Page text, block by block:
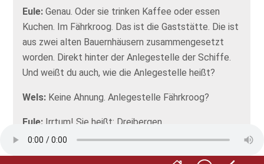
Eule:Genau. Oder sie trinken Kaffee oder essen
Kuchen. Im Fährkroog. Das ist die Gaststätte. Die ist
aus zwei alten Bauernhäusern zusammengesetzt
worden. Direkt hinter der Anlegestelle der Schiffe.
Und weißt du auch, wie die Anlegestelle heißt?
Wels: Keine Ahnung. Anlegestelle Fährkroog?
Eule: Irrtum! Sie heißt: Dreibergen.
Wels: